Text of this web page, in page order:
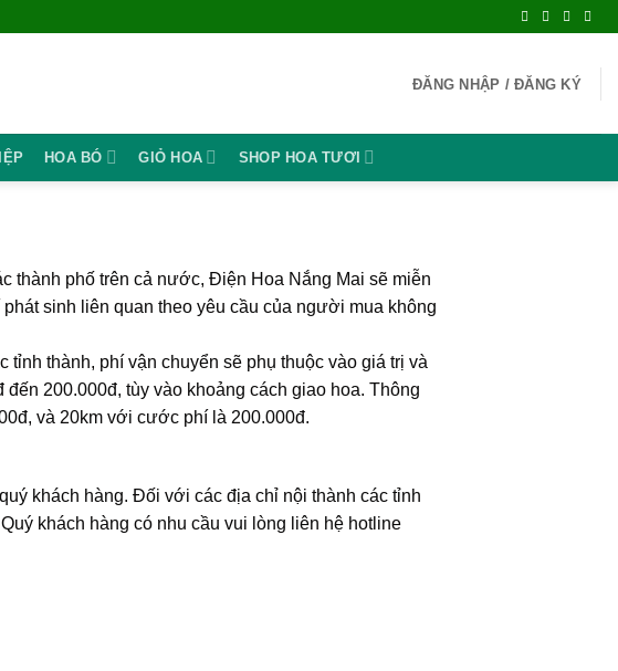
ĐĂNG NHẬP / ĐĂNG KÝ
HOA BÓ GIỎ HOA SHOP HOA TƯƠI
thành phố trên cả nước, Điện Hoa Nắng Mai sẽ miễn
sinh liên quan theo yêu cầu của người mua không
thành, phí vận chuyển sẽ phụ thuộc vào giá trị và
200.000đ, tùy vào khoảng cách giao hoa. Thông
và 20km với cước phí là 200.000đ.
khách hàng. Đối với các địa chỉ nội thành các tỉnh
khách hàng có nhu cầu vui lòng liên hệ hotline